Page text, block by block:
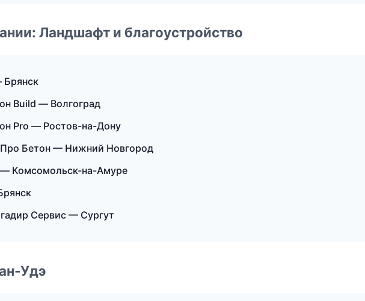
Ландшафт и благоустройство
Build — Волгоград
Pro — Ростов-на-Дону
Бетон — Нижний Новгород
Комсомольск-на-Амуре
Сервис — Сургут
Удэ